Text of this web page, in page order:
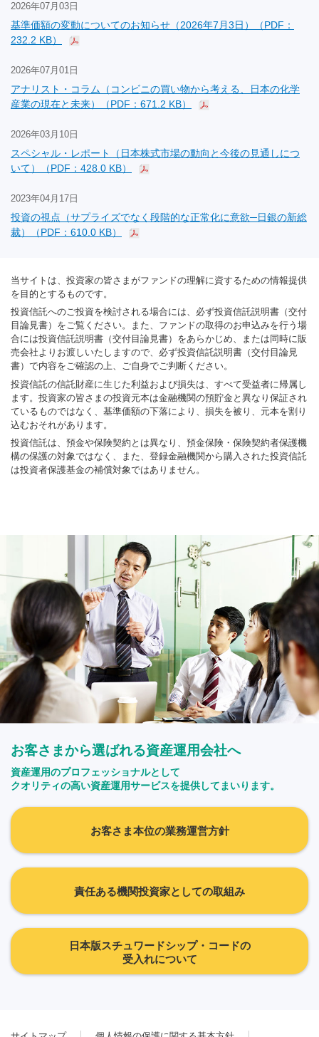
2026年07月03日
基準価額の変動についてのお知らせ（2026年7月3日）（PDF：
232.2 KB）
2026年07月01日
アナリスト・コラム（コンビニの買い物から考える、日本の化学
産業の現在と未来）（PDF：671.2 KB）
2026年03月10日
スペシャル・レポート（日本株式市場の動向と今後の見通しにつ
いて）（PDF：428.0 KB）
2023年04月17日
投資の視点（サプライズでなく段階的な正常化に意欲─日銀の新総
裁）（PDF：610.0 KB）
当サイトは、投資家の皆さまがファンドの理解に資するための情報提供
を目的とするものです。
投資信託へのご投資を検討される場合には、必ず投資信託説明書（交付
目論見書）をご覧ください。また、ファンドの取得のお申込みを行う場
合には投資信託説明書（交付目論見書）をあらかじめ、または同時に販
売会社よりお渡しいたしますので、必ず投資信託説明書（交付目論見
書）で内容をご確認の上、ご自身でご判断ください。
投資信託の信託財産に生じた利益および損失は、すべて受益者に帰属し
ます。投資家の皆さまの投資元本は金融機関の預貯金と異なり保証され
ているものではなく、基準価額の下落により、損失を被り、元本を割り
込むおそれがあります。
投資信託は、預金や保険契約とは異なり、預金保険・保険契約者保護機
構の保護の対象ではなく、また、登録金融機関から購入された投資信託
は投資者保護基金の補償対象ではありません。
お客さまから選ばれる資産運用会社へ
資産運用のプロフェッショナルとして
クオリティの高い資産運用サービスを提供してまいります。
お客さま本位の業務運営方針
責任ある機関投資家としての取組み
日本版スチュワードシップ・コードの
受入れについて